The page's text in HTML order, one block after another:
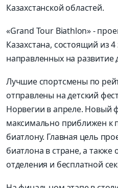
Казахстанской областей.
«Grand Tour Biathlon» -
Казахстана, состоящий из
направленных на развитие
Лучшие спортсмены по
отправлены на детский
Норвегии в апреле. Новый
максимально приближен к
биатлону. Главная цель
биатлона в стране, а также
отделения и бесплатной